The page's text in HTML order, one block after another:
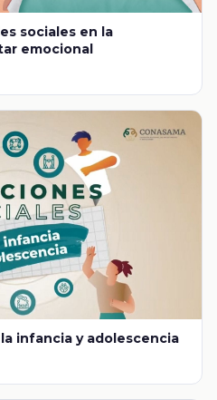
sociales en la
emocional
infancia y adolescencia